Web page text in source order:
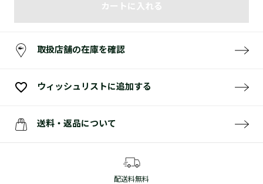
カートに入れる
取扱店舗の在庫を確認
ウィッシュリストに追加する
送料・返品について
配送料無料